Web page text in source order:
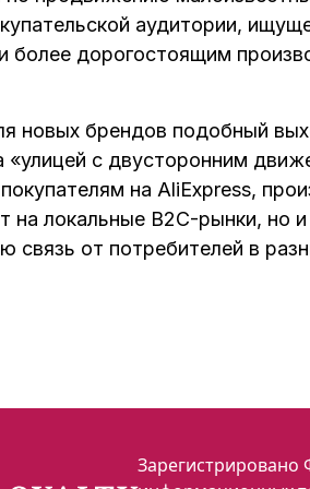
аудитории,
более дорогостоящим
новых брендов подобный
«улицей с двусторонним
на AliExpress,
на локальные B2C-рынки, но
связь от потребителей в
Зарегистрировано